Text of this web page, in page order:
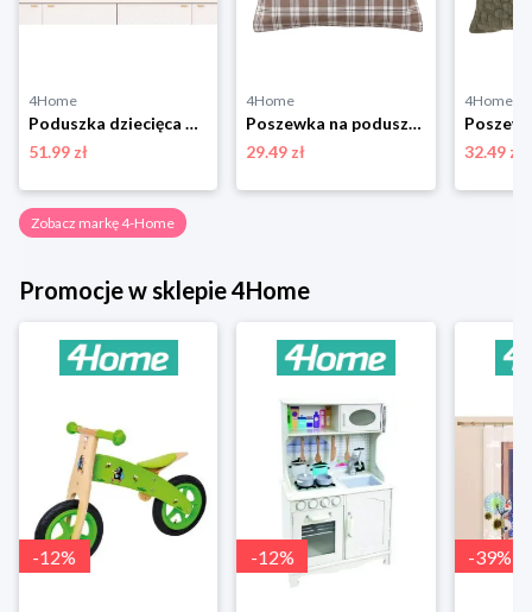
4Home
Poduszka dziecięca Tlapková Patrola, 40 x 40 cm 4-Home
51.99 zł
4Home
Poszewka na poduszkę Happy check beżowo-czarny, 45 x 45 cm 4-Home
29.49 zł
4Home
32.49 zł
Zobacz markę 4-Home
Promocje w sklepie 4Home
-12% -12% -39%